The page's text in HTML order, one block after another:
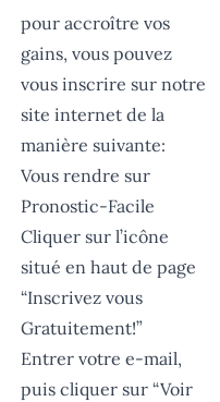
pour accroître vos
gains, vous pouvez
vous inscrire sur notre
site internet de la
manière suivante:
Vous rendre sur
Pronostic-Facile
Cliquer sur l’icône
situé en haut de page
“Inscrivez vous
Gratuitement!”
Entrer votre e-mail,
puis cliquer sur “Voir